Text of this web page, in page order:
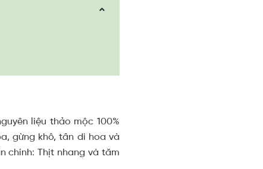
liệu thảo mộc 100%
gừng khô, tân di hoa và
chính: Thịt nhang và tăm